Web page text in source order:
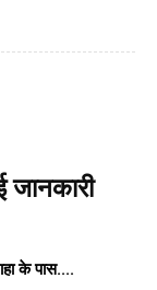
जानकारी
के पास....